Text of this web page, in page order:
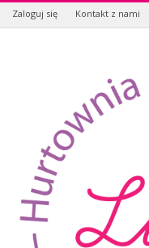
Zaloguj się Kontakt z nami